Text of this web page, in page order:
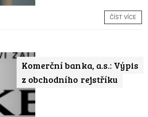
ČÍST VÍCE
Komerční banka, a.s.: Výpis
z obchodního rejstříku